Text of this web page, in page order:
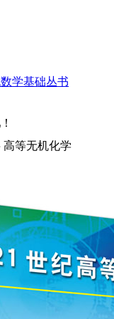
学基础丛书
高等无机化学